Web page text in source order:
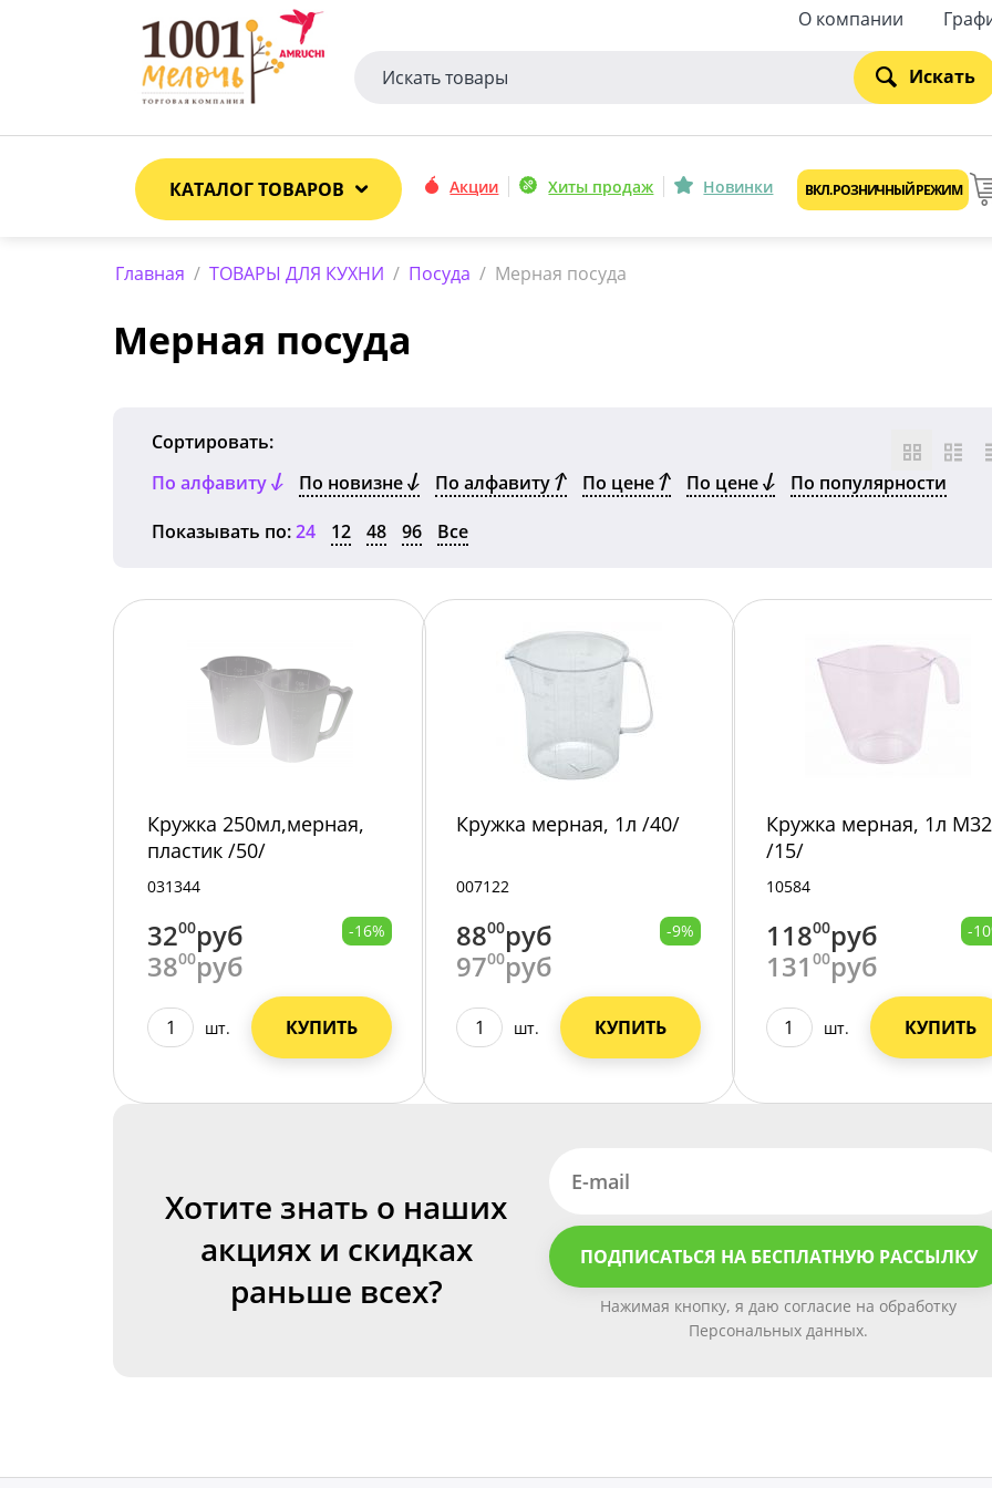
О компании
Искать
КАТАЛОГ ТОВАРОВ Акции Хиты продаж Новинки ВКЛ. РОЗНИЧНЫЙ РЕЖИМ
Главная / ТОВАРЫ ДЛЯ КУХНИ / Посуда / Мерная посуда
Мерная посуда
Сортировать:
По алфавиту
По новизне По алфавиту По цене По цене
По популярности
Показывать по:24 12 48 96 Все
Кружка 250мл,мерная,
пластик /50/
031344
3200руб
3800руб
-16%
шт. КУПИТЬ
Кружка мерная, 1л /40/
007122
8800руб
9700руб
-9%
шт. КУПИТЬ
Кружка мерная, 1л
/15/
10584
11800руб
131 00руб
-
шт. КУПИТЬ
Хотите знать о наших
акциях и скидках
раньше всех?
ПОДПИСАТЬСЯ НА БЕСПЛАТНУЮ РАССЫЛКУ
Нажимая кнопку, я даю согласие на обработку
Персональных данных.